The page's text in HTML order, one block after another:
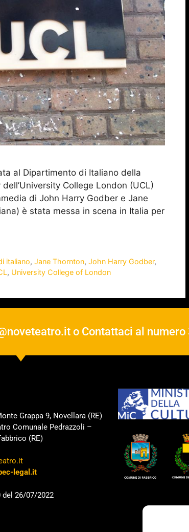
al Dipartimento di Italiano della
College London (UCL)
di John Harry Godber e Jane
è stata messa in scena in Italia per
italiano,Jane Thornton,John Harry Godber,
, University College of London
o Contattaci al numero
Grappa 9, Novellara (RE)
Comunale Pedrazzoli –
(RE)
legal.it
del 26/07/2022